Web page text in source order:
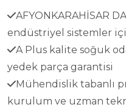
AFYONKARAHİSAR
endüstriyel sistemler
A Plus kalite soğuk
yedek parça garantisi
Mühendislik tabanlı
kurulum ve uzman